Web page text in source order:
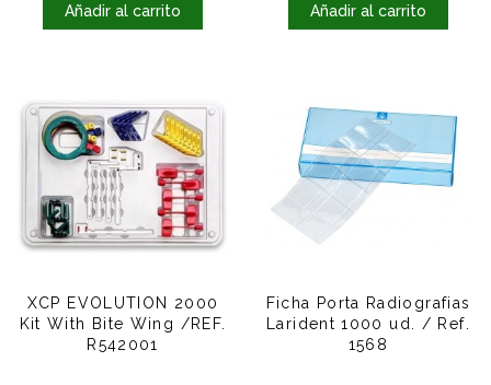
Añadir al carrito Añadir al carrito
XCP EVOLUTION 2000
Kit With Bite Wing /REF.
R542001
Ficha Porta Radiografias
Larident 1000 ud. / Ref.
1568